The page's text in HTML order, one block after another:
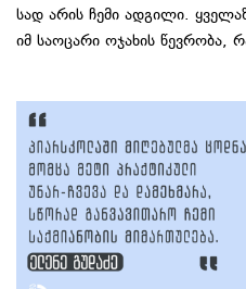
სად არის ჩემი ადგილი.
იმ საოცარი ოჯახის წევრობა,